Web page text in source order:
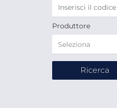
Produttore